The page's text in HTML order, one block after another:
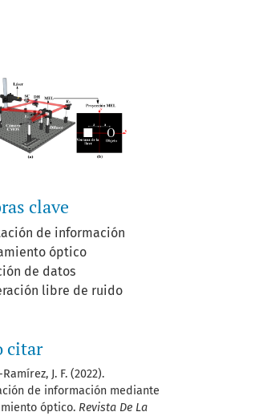
clave
de información
óptico
de datos
libre de ruido
citar
J. F. (2022).
de información mediante
óptico. Revista De La